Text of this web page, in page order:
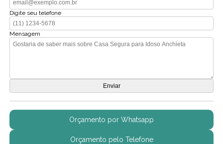
Digite seu telefone
Mensagem
Orçamento por Whatsapp
Orçamento pelo Telefone